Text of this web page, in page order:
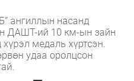
ангиллын насанд
ДАШТ-ий 10 км-ын зайн
медаль хүртсэн.
удаа оролцсон